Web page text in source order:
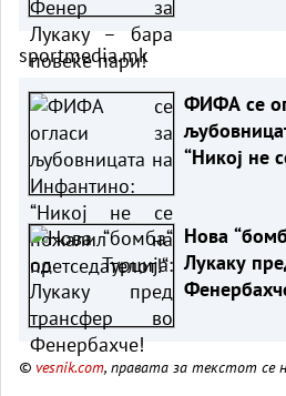
sportmedia.mk
ФИФА се
“Никој не
Нова
Лукаку
© vesnik.com, правата за текстот се